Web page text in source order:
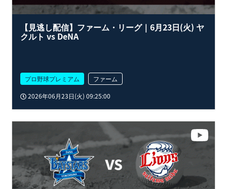
【見逃し配信】ファーム・リーグ｜6月23日(火) ヤ
クルト vs DeNA
プロ野球プレミアム
ファーム
2026年06月23日(火) 09:25:00